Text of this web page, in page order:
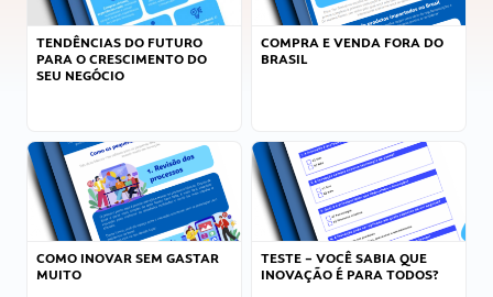
TENDÊNCIAS DO FUTURO
PARA O CRESCIMENTO DO
SEU NEGÓCIO
COMPRA E VENDA FORA DO
BRASIL
COMO INOVAR SEM GASTAR
MUITO
TESTE – VOCÊ SABIA QUE
INOVAÇÃO É PARA TODOS?